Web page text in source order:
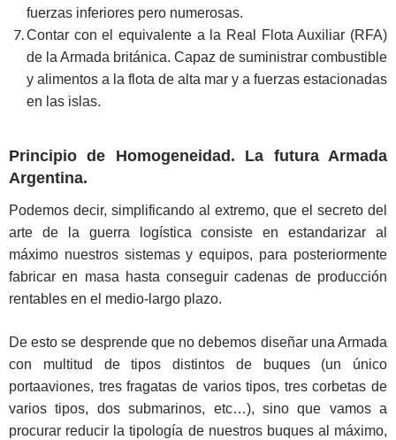
fuerzas inferiores pero numerosas.
Contar con el equivalente a la Real Flota Auxiliar (RFA)
de la Armada británica. Capaz de suministrar combustible
y alimentos a la flota de alta mar y a fuerzas estacionadas
en las islas.
Principio de Homogeneidad. La futura Armada
Argentina.
Podemos decir, simplificando al extremo, que el secreto del
arte de la guerra logística consiste en estandarizar al
máximo nuestros sistemas y equipos, para posteriormente
fabricar en masa hasta conseguir cadenas de producción
rentables en el medio-largo plazo.
De esto se desprende que no debemos diseñar una Armada
con multitud de tipos distintos de buques (un único
portaaviones, tres fragatas de varios tipos, tres corbetas de
varios tipos, dos submarinos, etc…), sino que vamos a
procurar reducir la tipología de nuestros buques al máximo,